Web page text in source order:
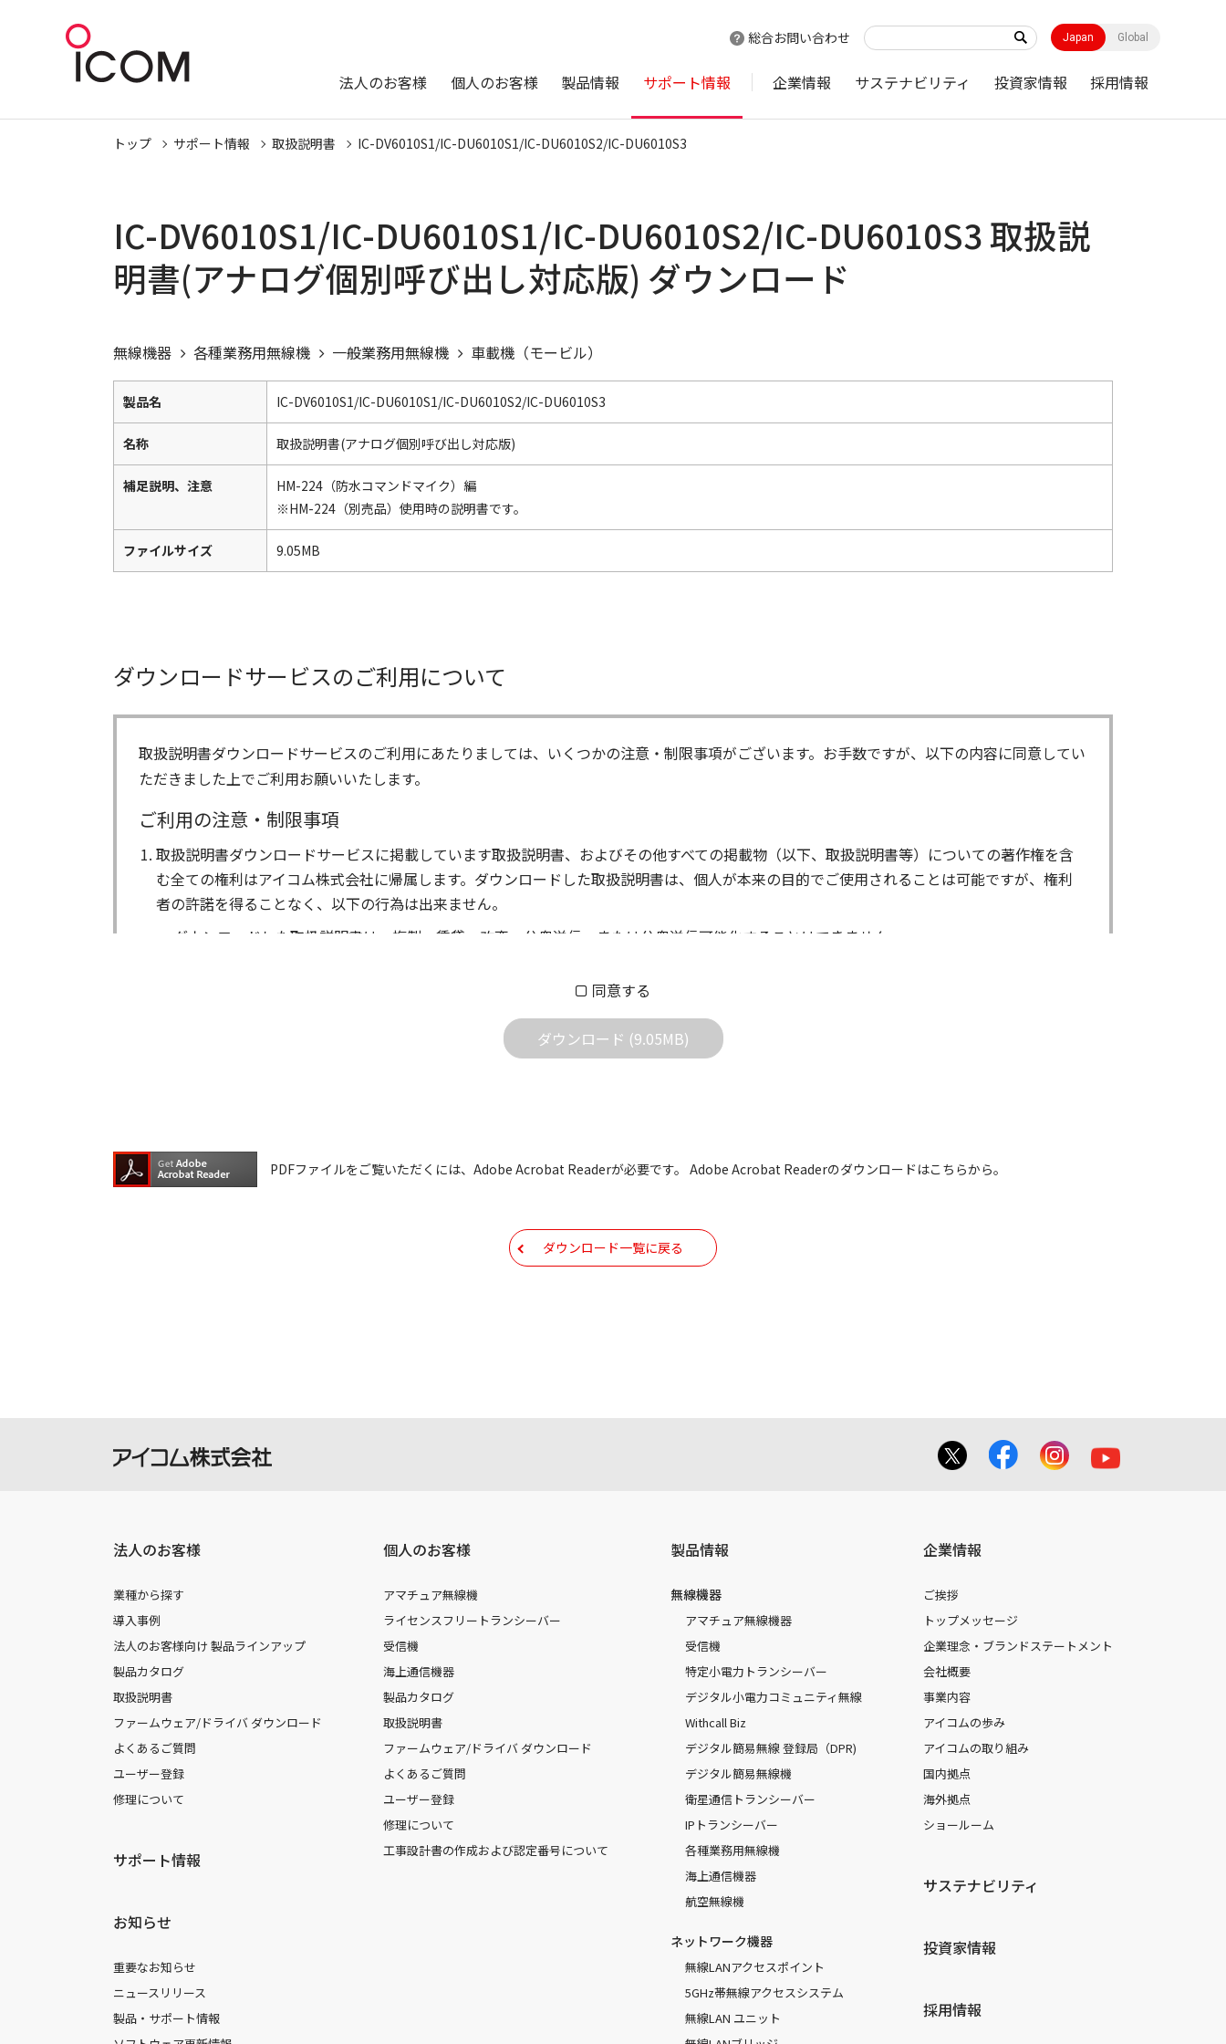
総合お問い合わせ Japan Global
法人のお客様 個人のお客様 製品情報 サポート情報 企業情報 サステナビリティ 投資家情報 採用情報
トップ サポート情報 取扱説明書 IC-DV6010S1/IC-DU6010S1/IC-DU6010S2/IC-DU6010S3
IC-DV6010S1/IC-DU6010S1/IC-DU6010S2/IC-DU6010S3 取扱説
明書(アナログ個別呼び出し対応版) ダウンロード
無線機器 各種業務用無線機 一般業務用無線機 車載機（モービル）
製品名 IC-DV6010S1/IC-DU6010S1/IC-DU6010S2/IC-DU6010S3
名称 取扱説明書(アナログ個別呼び出し対応版)
補足説明、注意
HM-224（防水コマンドマイク）編
※HM-224（別売品）使用時の説明書です。
ファイルサイズ 9.05MB
ダウンロードサービスのご利用について
取扱説明書ダウンロードサービスのご利用にあたりましては、いくつかの注意・制限事項がございます。お手数ですが、以下の内容に同意してい
ただきました上でご利用お願いいたします。
ご利用の注意・制限事項
取扱説明書ダウンロードサービスに掲載しています取扱説明書、およびその他すべての掲載物（以下、取扱説明書等）についての著作権を含
む全ての権利はアイコム株式会社に帰属します。ダウンロードした取扱説明書は、個人が本来の目的でご使用されることは可能ですが、権利
者の許諾を得ることなく、以下の行為は出来ません。
ダウンロードした取扱説明書は、複製、賃貸、改変、公衆送信、または公衆送信可能化することはできません。
ダウンロードした取扱説明書は、有償あるいは無償を問わず、営業活動に使用することは、いかなる場合であっても出来ません。
ダウンロードした取扱説明書等に使用されている写真、イラスト、データ等に付いての転用は一切出来ません。
掲載の取扱説明書等は、製品発売当時の内容になっております。内容において、法律、仕様、住所、電話番号などは、現在のものと異なるもの
が含まれている場合があります。ご利用の際は、最新情報を参考にしてください。
取扱説明書の内容は、製品の仕様変更などで予告なく変更される場合があります。本サイトに掲載されている取扱説明書の内容は、お手持ち
の機種に同梱されている取扱説明書や現時点で発売されている機種に同梱されている取扱説明書の内容とは異なる場合がございますのでご了
を負いません。
同意する
ダウンロード (9.05MB)
PDFファイルをご覧いただくには、Adobe Acrobat Readerが必要です。 Adobe Acrobat Readerのダウンロードはこちらから。
ダウンロード一覧に戻る
法人のお客様
業種から探す
導入事例
法人のお客様向け 製品ラインアップ
製品カタログ
取扱説明書
ファームウェア/ドライバ ダウンロード
よくあるご質問
ユーザー登録
修理について
サポート情報
お知らせ
重要なお知らせ
ニュースリリース
製品・サポート情報
個人のお客様
アマチュア無線機
ライセンスフリートランシーバー
受信機
海上通信機器
製品カタログ
取扱説明書
ファームウェア/ドライバ ダウンロード
よくあるご質問
ユーザー登録
修理について
工事設計書の作成および認定番号について
製品情報
無線機器
アマチュア無線機器
受信機
特定小電力トランシーバー
デジタル小電力コミュニティ無線
Withcall Biz
デジタル簡易無線 登録局（DPR)
デジタル簡易無線機
衛星通信トランシーバー
IPトランシーバー
各種業務用無線機
海上通信機器
航空無線機
ネットワーク機器
無線LANアクセスポイント
5GHz帯無線アクセスシステム
無線LAN ユニット
企業情報
ご挨拶
トップメッセージ
企業理念・ブランドステートメント
会社概要
事業内容
アイコムの歩み
アイコムの取り組み
国内拠点
海外拠点
ショールーム
サステナビリティ
投資家情報
採用情報